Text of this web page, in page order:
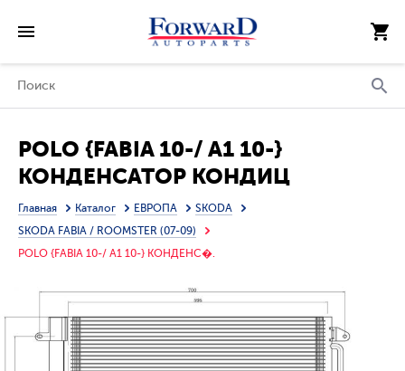
POLO {FABIA 10-/ A1 10-}
КОНДЕНСАТОР КОНДИЦ
(см.каталог)
Главная Каталог ЕВРОПА
SKODA
SKODA FABIA / ROOMSTER (07-09)
POLO {FABIA 10-/ A1 10-} КОНДЕНС�.